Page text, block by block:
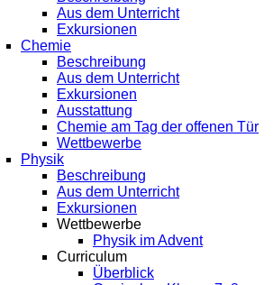
Aus dem Unterricht
Exkursionen
Chemie
Beschreibung
Aus dem Unterricht
Exkursionen
Ausstattung
Chemie am Tag der offenen Tür
Wettbewerbe
Physik
Beschreibung
Aus dem Unterricht
Exkursionen
Wettbewerbe
Physik im Advent
Curriculum
Überblick